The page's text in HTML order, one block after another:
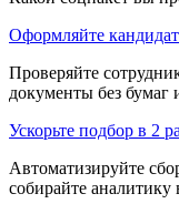
Оформляйте
Проверяйте
документы без бумаг
Ускорьте подбор в 2
Автоматизируйте
собирайте аналитику